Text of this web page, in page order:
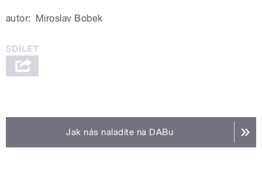
autor: Miroslav Bobek
Jak nás naladíte na DABu